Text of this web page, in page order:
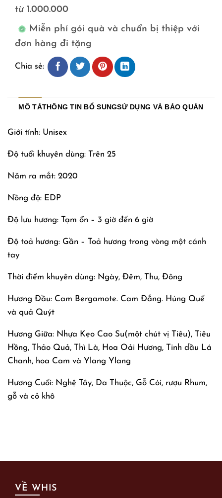
từ 1.000.000
Miễn phí gói quà và chuẩn bị thiệp với
đơn hàng đi tặng
Chia sẻ:
MÔ TẢTHÔNG TIN BỔ SUNGSỬ DỤNG VÀ BẢO QUẢN
Giới tính: Unisex
Độ tuổi khuyên dùng: Trên 25
Năm ra mắt: 2020
Nồng độ: EDP
Độ lưu hương: Tạm ổn – 3 giờ đến 6 giờ
Độ toả hương: Gần – Toả hương trong vòng một cánh
tay
Thời điểm khuyên dùng: Ngày, Đêm, Thu, Đông
Hương Đầu: Cam Bergamote. Cam Đắng. Húng Quế
và quả Quýt
Hương Giữa: Nhựa Kẹo Cao Su(một chút vị Tiêu), Tiêu
Hồng, Thảo Quả, Thì Là, Hoa Oải Hương, Tinh dầu Lá
Chanh, hoa Cam và Ylang Ylang
Hương Cuối: Nghệ Tây, Da Thuộc, Gỗ Cói, rượu Rhum,
gỗ và cỏ khô
VỀ WHIS